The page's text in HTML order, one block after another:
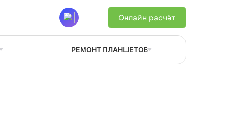
Онлайн расчёт
РЕМОНТ ПЛАНШЕТОВ